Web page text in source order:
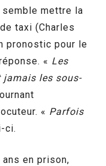
semble mettre la
taxi (Charles
pronostic pour le
« Les
jamais les sous-
« Parfois
ci.
en prison,